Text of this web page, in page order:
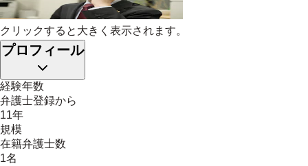
クリックすると大きく表示されます。
プロフィール
経験年数
弁護士登録から
11年
規模
在籍弁護士数
1名